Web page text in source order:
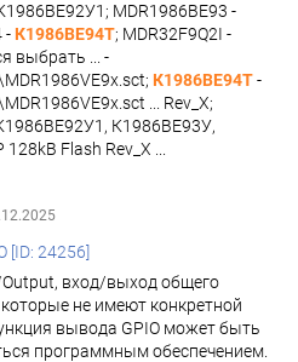
MDR1986BE93 -
- К1986ВЕ94Т; MDR32F9Q2I -
выбрать ... -
К1986ВЕ94Т-
... Rev_X;
К1986ВЕ93У,
Flash Rev_X ...
[ID: 24256]
Output, вход/выход общего
не имеют конкретной
вывода GPIO может быть
программным обеспечением.